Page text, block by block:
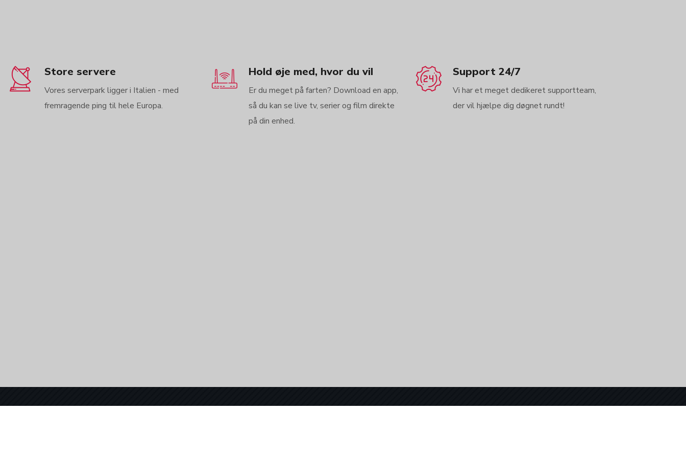
Store servere
Vores serverpark ligger i Italien - med
fremragende ping til hele Europa.
Hold øje med, hvor du vil
Er du meget på farten? Download en app,
så du kan se live tv, serier og film direkte
på din enhed.
Support 24/7
Vi har et meget dedikeret supportteam,
der vil hjælpe dig døgnet rundt!